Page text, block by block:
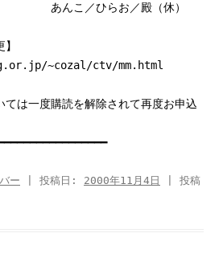
らお／殿（休）
~cozal/ctv/mm.html
一度購読を解除されて再度お申込
ー | 投稿日: 2000年11月4日
投稿